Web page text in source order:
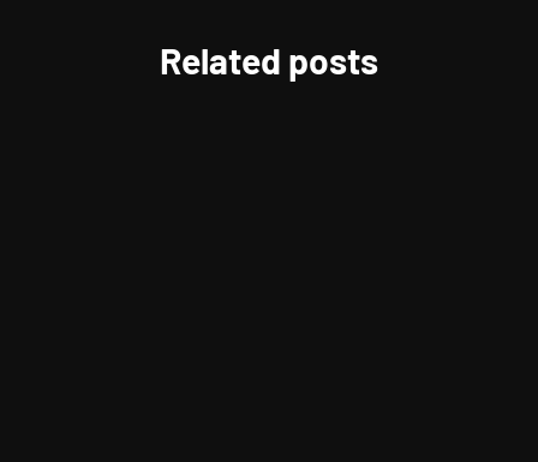
Related posts